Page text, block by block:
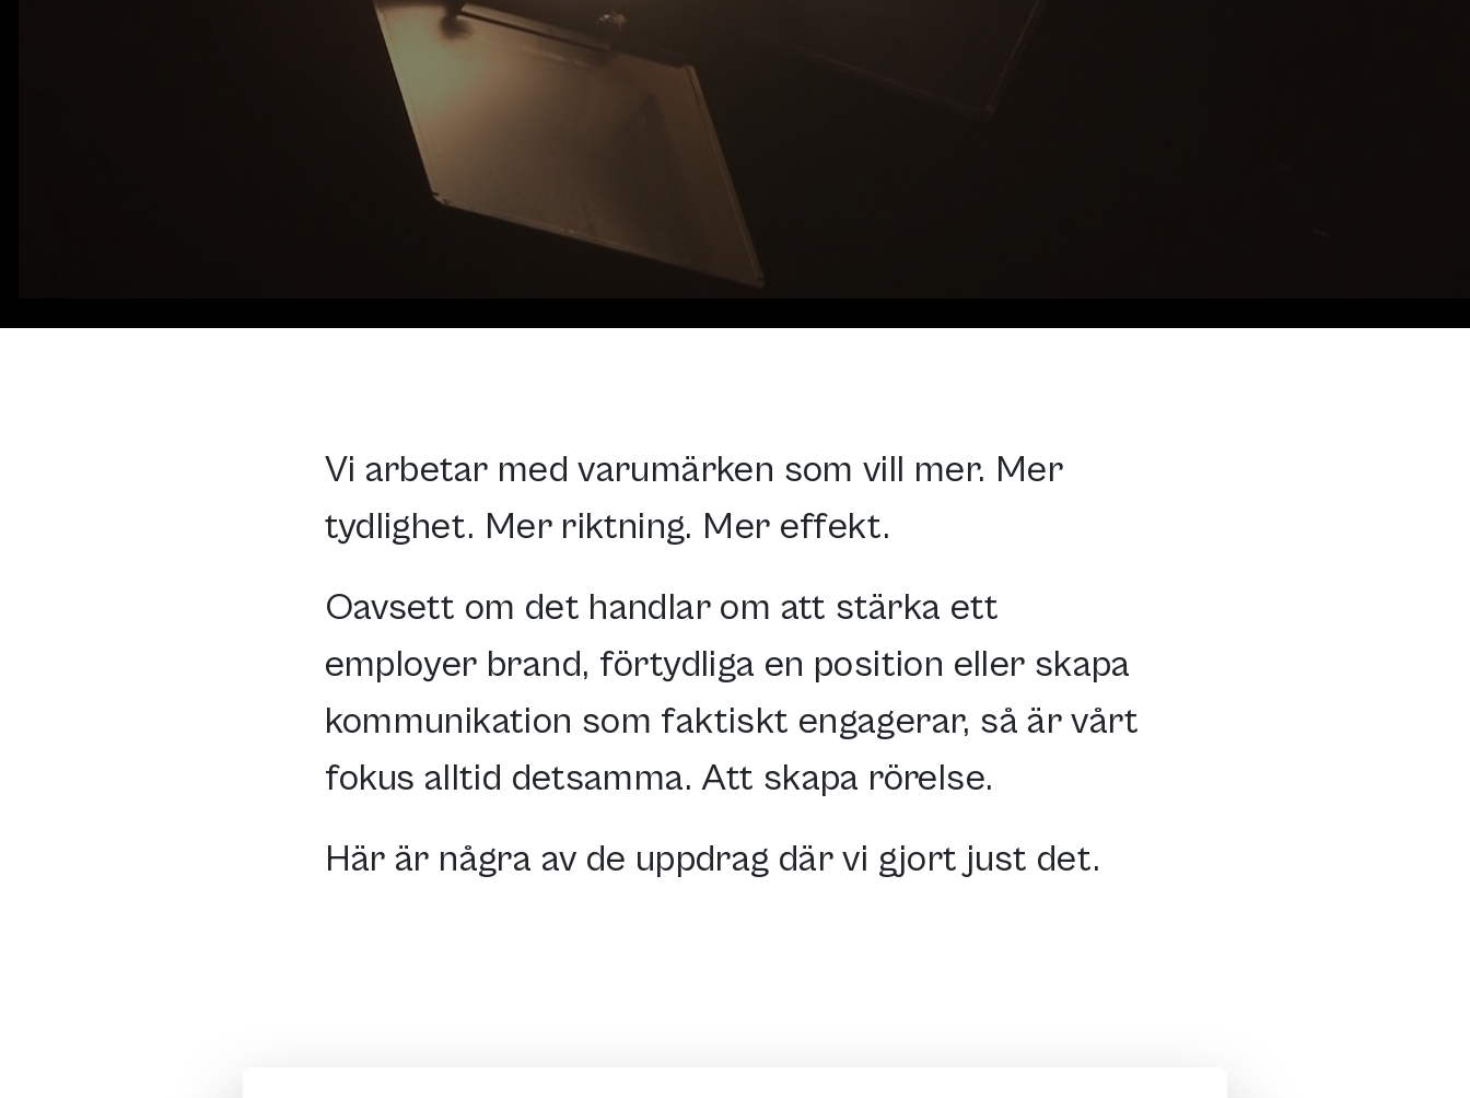
Vi arbetar med varumärken som vill mer. Mer
tydlighet. Mer riktning. Mer effekt.
Oavsett om det handlar om att stärka ett
employer brand, förtydliga en position eller skapa
kommunikation som faktiskt engagerar, så är vårt
fokus alltid detsamma. Att skapa rörelse.
Här är några av de uppdrag där vi gjort just det.